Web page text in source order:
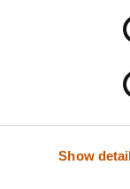
Show